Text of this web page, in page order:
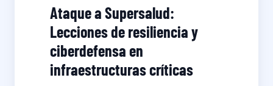
Ataque a Supersalud:
Lecciones de resiliencia y
ciberdefensa en
infraestructuras críticas